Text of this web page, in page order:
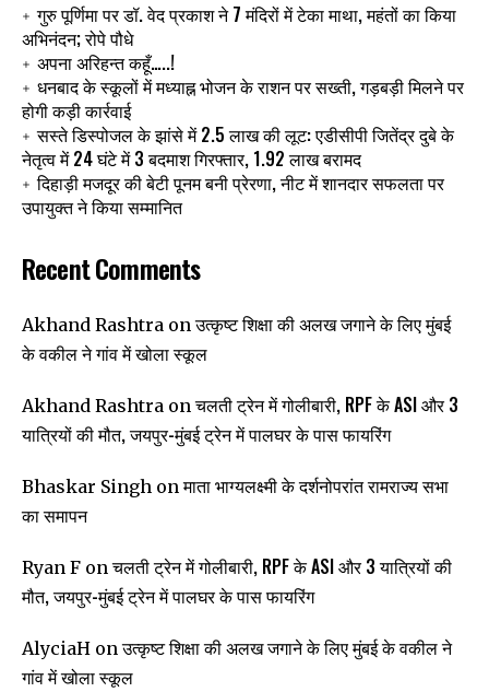
गुरु पूर्णिमा पर डॉ. वेद प्रकाश ने 7 मंदिरों में टेका माथा, महंतों का किया
अभिनंदन; रोपे पौधे
अपना अरिहन्त कहूँ…..!
धनबाद के स्कूलों में मध्याह्न भोजन के राशन पर सख्ती, गड़बड़ी मिलने पर
होगी कड़ी कार्रवाई
सस्ते डिस्पोजल के झांसे में 2.5 लाख की लूट: एडीसीपी जितेंद्र दुबे के
नेतृत्व में 24 घंटे में 3 बदमाश गिरफ्तार, 1.92 लाख बरामद
दिहाड़ी मजदूर की बेटी पूनम बनी प्रेरणा, नीट में शानदार सफलता पर
उपायुक्त ने किया सम्मानित
Recent Comments
Akhand Rashtra onउत्कृष्ट शिक्षा की अलख जगाने के लिए मुंबई
के वकील ने गांव में खोला स्कूल
Akhand Rashtra onचलती ट्रेन में गोलीबारी, RPF के ASI और 3
यात्रियों की मौत, जयपुर-मुंबई ट्रेन में पालघर के पास फायरिंग
Bhaskar Singh onमाता भाग्यलक्ष्मी के दर्शनोपरांत रामराज्य सभा
का समापन
Ryan F onचलती ट्रेन में गोलीबारी, RPF के ASI और 3 यात्रियों की
मौत, जयपुर-मुंबई ट्रेन में पालघर के पास फायरिंग
AlyciaH onउत्कृष्ट शिक्षा की अलख जगाने के लिए मुंबई के वकील ने
गांव में खोला स्कूल